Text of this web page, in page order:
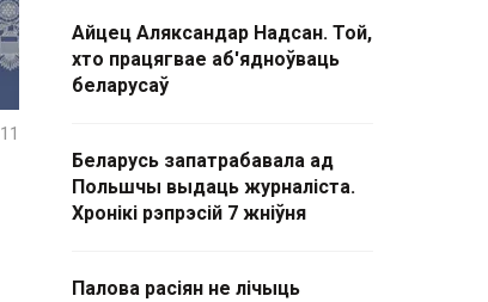
Айцец Аляксандар Надсан. Той,
хто працягвае аб'ядноўваць
беларусаў
Беларусь запатрабавала ад
Польшчы выдаць журналіста.
Хронікі рэпрэсій 7 жніўня
Палова расіян не лічыць